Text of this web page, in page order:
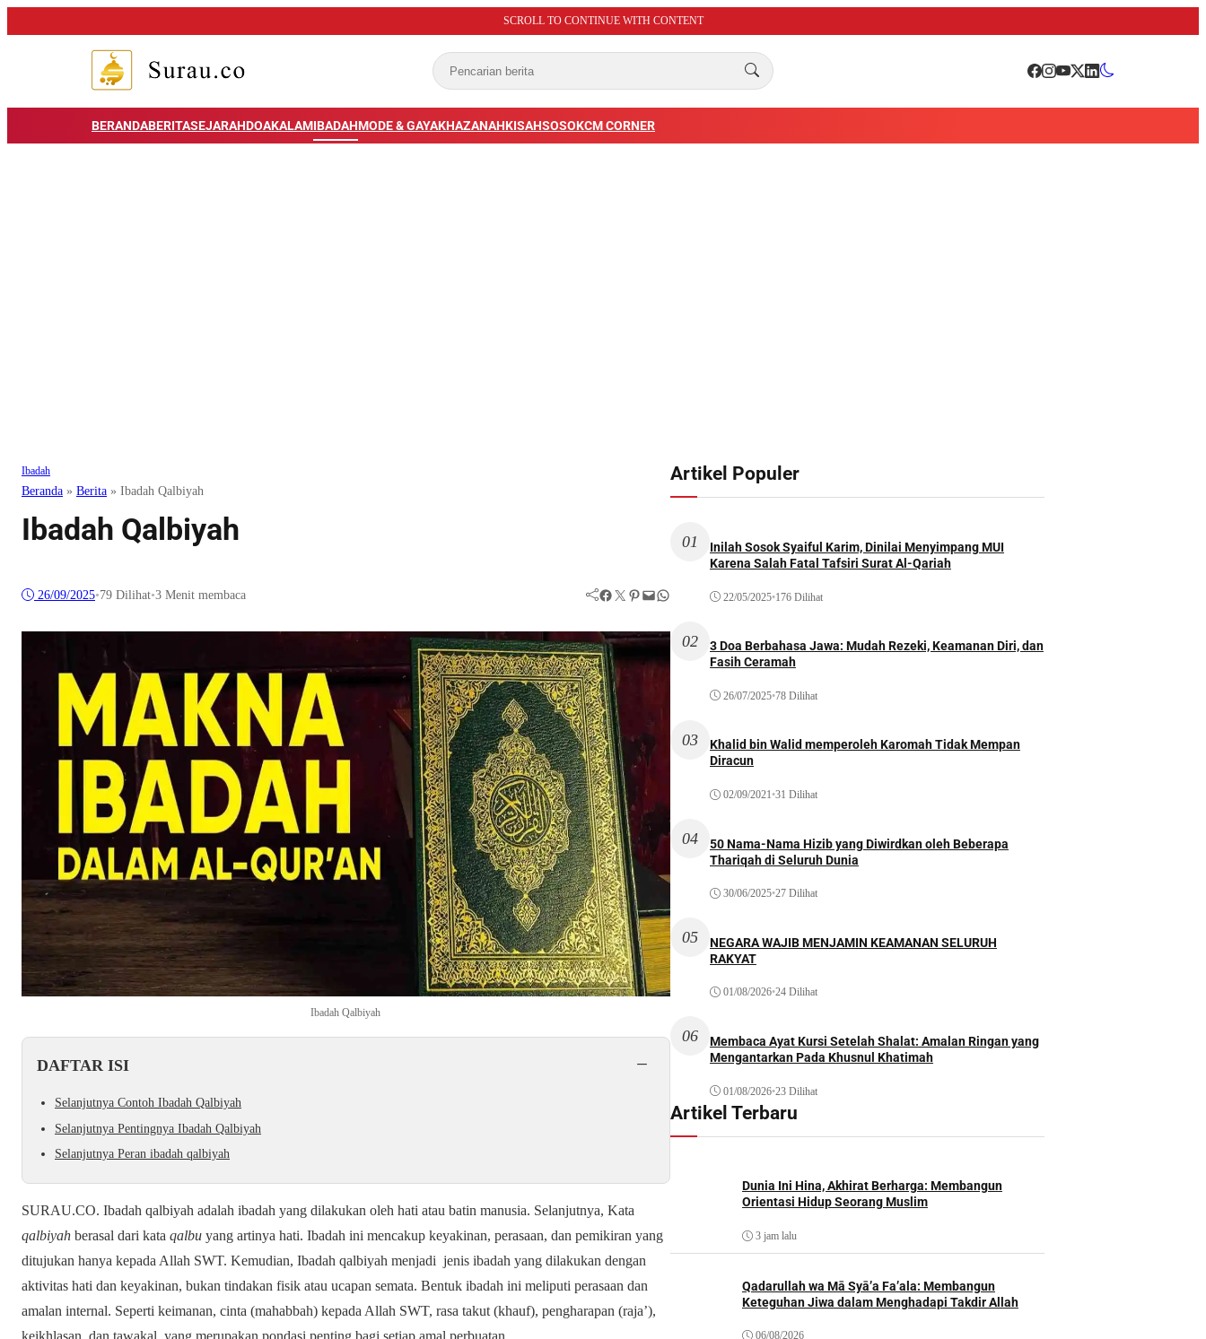
SCROLL TO CONTINUE WITH CONTENT
BERANDABERITASEJARAHDOAKALAMIBADAHMODE & GAYAKHAZANAHKISAHSOSOKCM CORNER
Ibadah
Beranda » Berita » Ibadah Qalbiyah
Ibadah Qalbiyah
26/09/2025•79 Dilihat•3 Menit membaca Facebook Twitter Pinterest Mail WhatsApp
Ibadah Qalbiyah
DAFTAR ISI −
Selanjutnya Contoh Ibadah Qalbiyah
Selanjutnya Pentingnya Ibadah Qalbiyah
Selanjutnya Peran ibadah qalbiyah
SURAU.CO. Ibadah qalbiyah adalah ibadah yang dilakukan oleh hati atau batin manusia. Selanjutnya, Kata
qalbiyah berasal dari kata qalbu yang artinya hati. Ibadah ini mencakup keyakinan, perasaan, dan pemikiran yang
ditujukan hanya kepada Allah SWT. Kemudian, Ibadah qalbiyah menjadi jenis ibadah yang dilakukan dengan
aktivitas hati dan keyakinan, bukan tindakan fisik atau ucapan semata. Bentuk ibadah ini meliputi perasaan dan
amalan internal. Seperti keimanan, cinta (mahabbah) kepada Allah SWT, rasa takut (khauf), pengharapan (raja’),
keikhlasan, dan tawakal, yang merupakan pondasi penting bagi setiap amal perbuatan.
Artikel Populer
01
Inilah Sosok Syaiful Karim, Dinilai Menyimpang MUI
Karena Salah Fatal Tafsiri Surat Al-Qariah
22/05/2025•176 Dilihat
02
3 Doa Berbahasa Jawa: Mudah Rezeki, Keamanan Diri, dan
Fasih Ceramah
26/07/2025•78 Dilihat
03
Khalid bin Walid memperoleh Karomah Tidak Mempan
Diracun
02/09/2021•31 Dilihat
04
50 Nama-Nama Hizib yang Diwirdkan oleh Beberapa
Thariqah di Seluruh Dunia
30/06/2025•27 Dilihat
05
NEGARA WAJIB MENJAMIN KEAMANAN SELURUH
RAKYAT
01/08/2026•24 Dilihat
06
Membaca Ayat Kursi Setelah Shalat: Amalan Ringan yang
Mengantarkan Pada Khusnul Khatimah
01/08/2026•23 Dilihat
Artikel Terbaru
Dunia Ini Hina, Akhirat Berharga: Membangun
Orientasi Hidup Seorang Muslim
3 jam lalu
Qadarullah wa Mā Syā’a Fa’ala: Membangun
Keteguhan Jiwa dalam Menghadapi Takdir Allah
06/08/2026